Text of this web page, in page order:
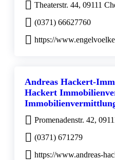
Theaterstr. 44, 09111
(0371) 66627760
https://
Andreas Hackert-
Hackert
Promenadenstr. 42,
(0371) 671279
https://www.andreas-